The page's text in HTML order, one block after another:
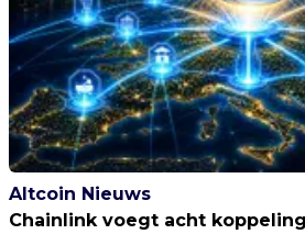
Altcoin Nieuws
Chainlink voegt acht